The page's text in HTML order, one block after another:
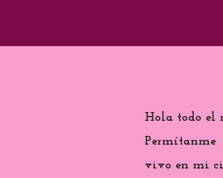
Hola todo el
vivo en mi